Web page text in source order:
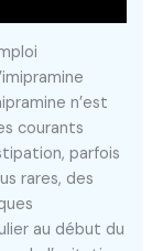
n’est
courants
parfois
rares, des
au début du